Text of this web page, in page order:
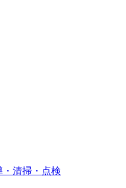
清掃・点検